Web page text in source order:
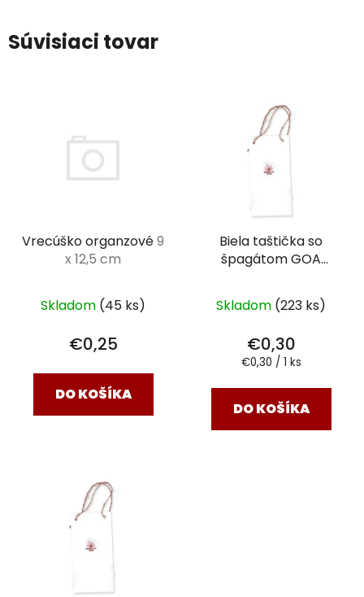
Súvisiaci tovar
Vrecúško organzové9
x 12,5 cm
Skladom (45 ks)
€0,25
DO KOŠÍKA
Biela taštička so
špagátom GOA
Skladom (223 ks)
€0,30
Jednotková
€0,30 / 1 ks
DO KOŠÍKA